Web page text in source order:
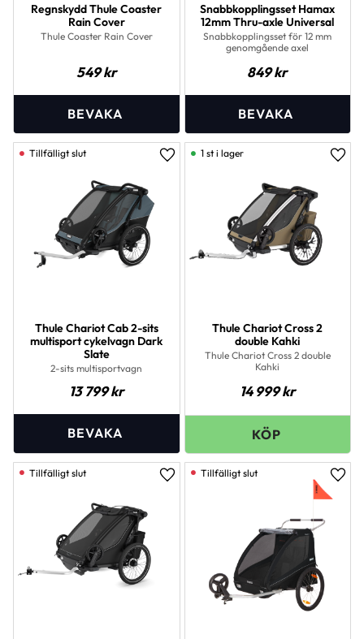
Regnskydd Thule Coaster
Rain Cover
Thule Coaster Rain Cover
549kr
Snabbkopplingsset Hamax
12mm Thru-axle Universal
Snabbkopplingsset för 12 mm
genomgående axel
849kr
Thule Chariot Cab 2-sits
multisport cykelvagn Dark
Slate
2-sits multisportvagn
13 799kr
Lägg till i favoriter
Thule Chariot Cross 2
double Kahki
Thule Chariot Cross 2 double
Kahki
14 999kr
1 st i lager
Lägg till i favoriter